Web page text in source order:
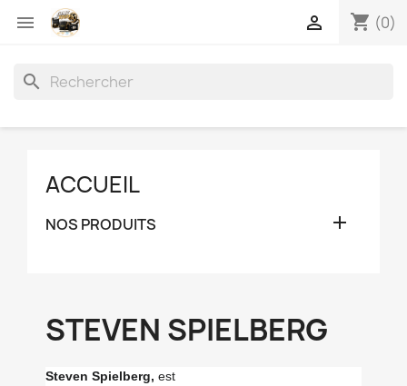
 shopping_cart (0)

search
ACCUEIL
NOS PRODUITS 
STEVEN SPIELBERG
Steven Spielberg, est